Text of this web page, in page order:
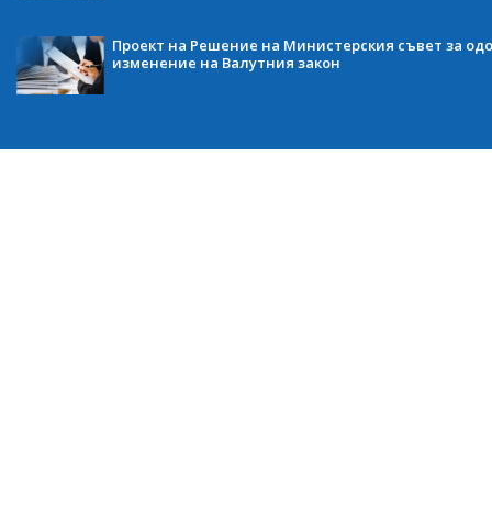
Проект на Решение на Министерския съвет за
изменение на Валутния закон